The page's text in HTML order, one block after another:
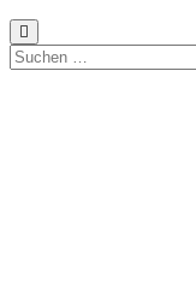
Suchen
nach: